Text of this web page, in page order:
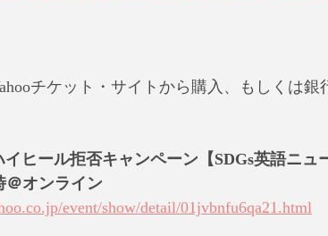
チケット・サイトから購入、もしくは銀
イヒール拒否キャンペーン【SDGs英語ニュ
＠オンライン
event/show/detail/01jvbnfu6qa21.html